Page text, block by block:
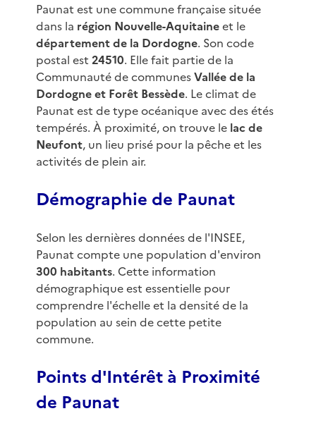
Paunat est une commune française située
dans la région Nouvelle-Aquitaineet le
département de la Dordogne. Son code
postal est 24510. Elle fait partie de la
Communauté de communesVallée de la
Dordogne et Forêt Bessède. Le climat de
Paunat est de type océanique avec des étés
tempérés. À proximité, on trouve le lac de
Neufont, un lieu prisé pour la pêche et les
activités de plein air.
Démographie de Paunat
Selon les dernières données de l'INSEE,
Paunat compte une population d'environ
300 habitants. Cette information
démographique est essentielle pour
comprendre l'échelle et la densité de la
population au sein de cette petite
commune.
Points d'Intérêt à Proximité
de Paunat